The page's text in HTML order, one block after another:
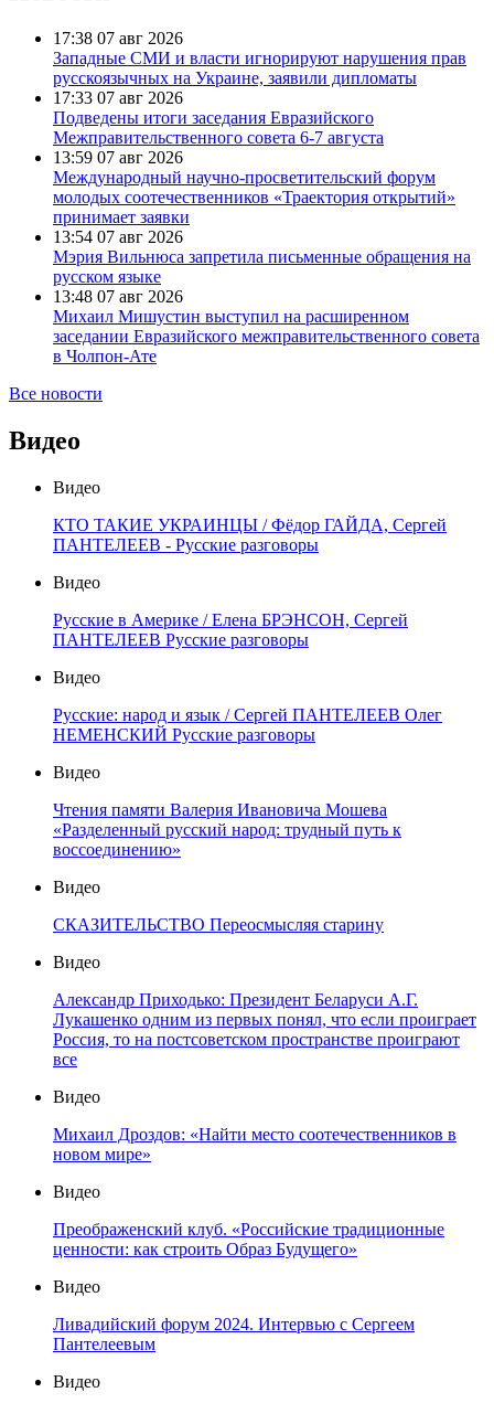
17:38 07 авг 2026
Западные СМИ и власти игнорируют нарушения прав
русскоязычных на Украине, заявили дипломаты
17:33 07 авг 2026
Подведены итоги заседания Евразийского
Межправительственного совета 6-7 августа
13:59 07 авг 2026
Международный научно-просветительский форум
молодых соотечественников «Траектория открытий»
принимает заявки
13:54 07 авг 2026
Мэрия Вильнюса запретила письменные обращения на
русском языке
13:48 07 авг 2026
Михаил Мишустин выступил на расширенном
заседании Евразийского межправительственного совета
в Чолпон-Ате
Все новости
Видео
Видео
КТО ТАКИЕ УКРАИНЦЫ / Фёдор ГАЙДА, Сергей
ПАНТЕЛЕЕВ - Русские разговоры
Видео
Русские в Америке / Елена БРЭНСОН, Сергей
ПАНТЕЛЕЕВ Русские разговоры
Видео
Русские: народ и язык / Сергей ПАНТЕЛЕЕВ Олег
НЕМЕНСКИЙ Русские разговоры
Видео
Чтения памяти Валерия Ивановича Мошева
«Разделенный русский народ: трудный путь к
воссоединению»
Видео
СКАЗИТЕЛЬСТВО Переосмысляя старину
Видео
Александр Приходько: Президент Беларуси А.Г.
Лукашенко одним из первых понял, что если проиграет
Россия, то на постсоветском пространстве проиграют
все
Видео
Михаил Дроздов: «Найти место соотечественников в
новом мире»
Видео
Преображенский клуб. «Российские традиционные
ценности: как строить Образ Будущего»
Видео
Ливадийский форум 2024. Интервью с Сергеем
Пантелеевым
Видео